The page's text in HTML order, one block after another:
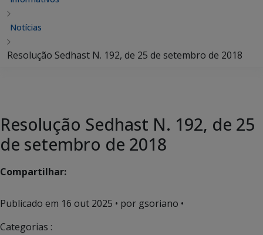
Notícias
Resolução Sedhast N. 192, de 25 de setembro de 2018
Resolução Sedhast N. 192, de 25
de setembro de 2018
Compartilhar:
Publicado em 16 out 2025 • por gsoriano •
Categorias :